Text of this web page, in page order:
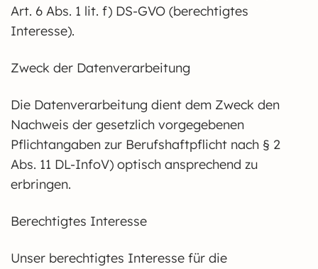
Art. 6 Abs. 1 lit. f) DS-GVO (berechtigtes
Interesse).
Zweck der Datenverarbeitung
Die Datenverarbeitung dient dem Zweck den
Nachweis der gesetzlich vorgegebenen
Pflichtangaben zur Berufshaftpflicht nach § 2
Abs. 11 DL-InfoV) optisch ansprechend zu
erbringen.
Berechtigtes Interesse
Unser berechtigtes Interesse für die